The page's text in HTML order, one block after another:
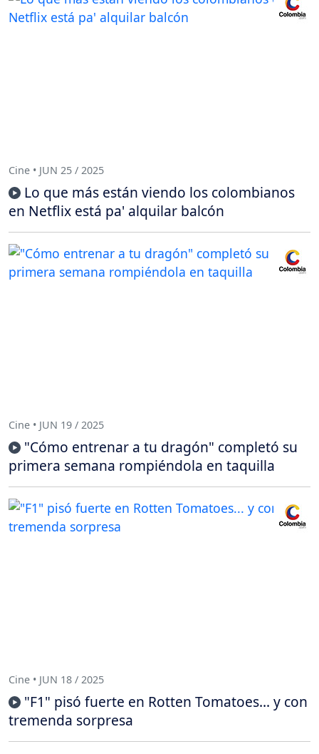
Cine • JUN 25 / 2025
Lo que más están viendo los colombianos
en Netflix está pa' alquilar balcón
Cine • JUN 19 / 2025
"Cómo entrenar a tu dragón" completó su
primera semana rompiéndola en taquilla
Cine • JUN 18 / 2025
"F1" pisó fuerte en Rotten Tomatoes... y con
tremenda sorpresa